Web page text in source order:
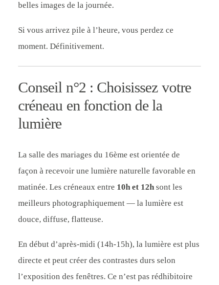
belles images de la journée.
Si vous arrivez pile à l’heure, vous perdez ce
moment. Définitivement.
Conseil n°2 : Choisissez votre
créneau en fonction de la
lumière
La salle des mariages du 16ème est orientée de
façon à recevoir une lumière naturelle favorable en
matinée. Les créneaux entre 10h et 12h sont les
meilleurs photographiquement — la lumière est
douce, diffuse, flatteuse.
En début d’après-midi (14h-15h), la lumière est plus
directe et peut créer des contrastes durs selon
l’exposition des fenêtres. Ce n’est pas rédhibitoire